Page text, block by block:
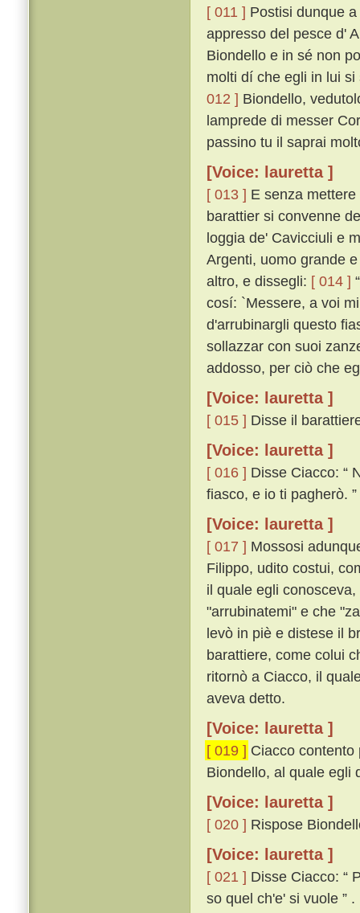
[ 011 ] Postisi dunque
appresso del pesce d'
Biondello e in sé non
molti dí che egli in lui
012 ] Biondello,
lamprede di messer
passino tu il saprai
[Voice: lauretta ]
[ 013 ] E senza
barattier si convenne
loggia de' Cavicciuli e
Argenti, uomo grande
altro, e dissegli: [ 014 ]
cosí: `Messere, a voi
d'arrubinargli questo
sollazzar con suoi
addosso, per ciò che
[Voice: lauretta ]
[ 015 ] Disse il
[Voice: lauretta ]
[ 016 ] Disse Ciacco: “
fiasco, e io ti pagherò. ”
[Voice: lauretta ]
[ 017 ] Mossosi
Filippo, udito costui,
il quale egli
"arrubinatemi" e che
levò in piè e distese il
barattiere, come colui
ritornò a Ciacco, il
aveva detto.
[Voice: lauretta ]
[ 019 ] Ciacco
Biondello, al quale egli
[Voice: lauretta ]
[ 020 ] Rispose
[Voice: lauretta ]
[ 021 ] Disse Ciacco: “
so quel ch'e' si vuole ” .